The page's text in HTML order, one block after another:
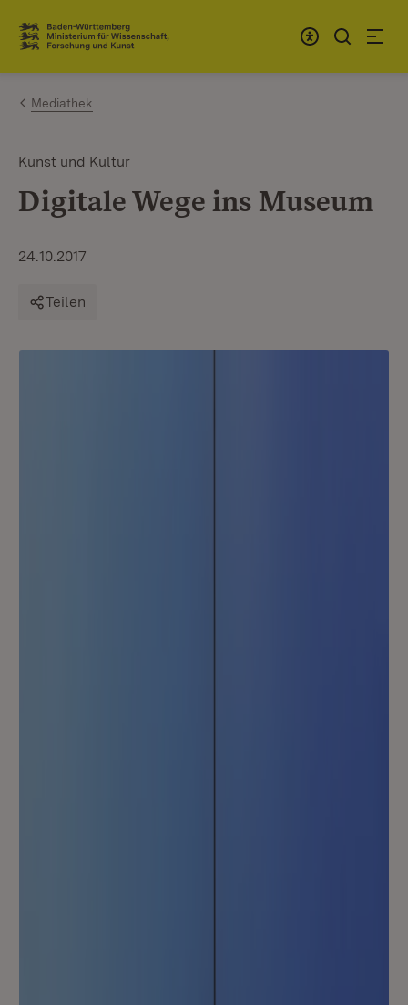
Zum Inhalt springen
Link zur Startseite
Mediathek
Kunst und Kultur
Digitale Wege ins Museum
24.10.2017
Teilen